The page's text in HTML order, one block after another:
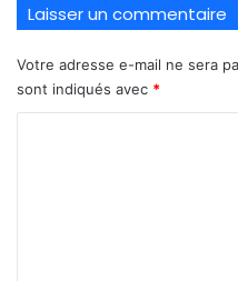
Laisser un commentaire
Votre adresse e-mail ne sera
sont indiqués avec *